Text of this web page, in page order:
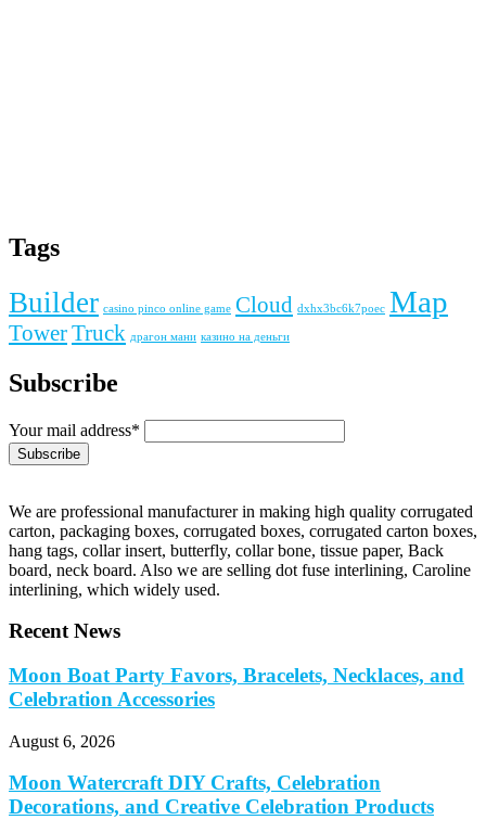
Tags
Builder casino pinco online game Cloud dxhx3bc6k7poec Map
TowerTruck драгон мани казино на деньги
Subscribe
Your mail address*
We are professional manufacturer in making high quality corrugated
carton, packaging boxes, corrugated boxes, corrugated carton boxes,
hang tags, collar insert, butterfly, collar bone, tissue paper, Back
board, neck board. Also we are selling dot fuse interlining, Caroline
interlining, which widely used.
Recent News
Moon Boat Party Favors, Bracelets, Necklaces, and
Celebration Accessories
August 6, 2026
Moon Watercraft DIY Crafts, Celebration
Decorations, and Creative Celebration Products